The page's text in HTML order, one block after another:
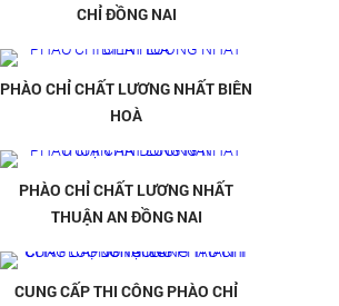
CHỈ ĐỒNG NAI
PHÀO CHỈ CHẤT LƯƠNG NHẤT BIÊN
HOÀ
PHÀO CHỈ CHẤT LƯƠNG NHẤT
THUẬN AN ĐỒNG NAI
CUNG CẤP THI CÔNG PHÀO CHỈ